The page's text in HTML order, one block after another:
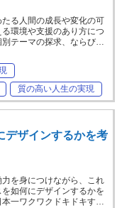
る人間の成長や変化の可
環境や支援のあり方につ
別テーマの探求、ならび…
質の高い人生の実現
デザインするかを考
を身につけながら、これ
如何にデザインするかを
本一ワクワクドキドキす…